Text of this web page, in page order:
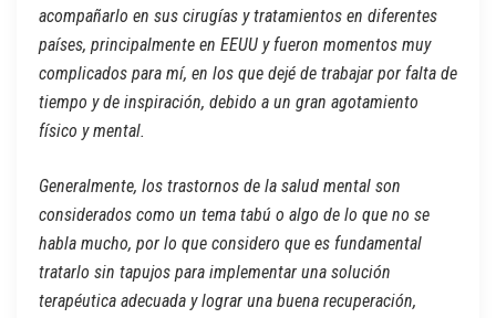
acompañarlo en sus cirugías y tratamientos en diferentes
países, principalmente en EEUU y fueron momentos muy
complicados para mí, en los que dejé de trabajar por falta de
tiempo y de inspiración, debido a un gran agotamiento
físico y mental.
Generalmente, los trastornos de la salud mental son
considerados como un tema tabú o algo de lo que no se
habla mucho, por lo que considero que es fundamental
tratarlo sin tapujos para implementar una solución
terapéutica adecuada y lograr una buena recuperación,